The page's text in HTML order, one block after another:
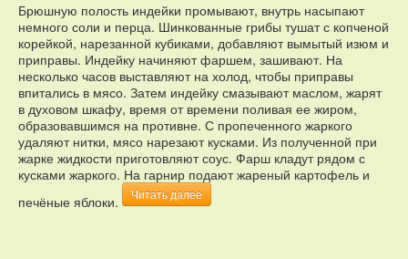
Брюшную полость индейки промывают, внутрь насыпают
немного соли и перца. Шинкованные грибы тушат с копченой
корейкой, нарезанной кубиками, добавляют вымытый изюм и
приправы. Индейку начиняют фаршем, зашивают. На
несколько часов выставляют на холод, чтобы приправы
впитались в мясо. Затем индейку смазывают маслом, жарят
в духовом шкафу, время от времени поливая ее жиром,
образовавшимся на противне. С пропеченного жаркого
удаляют нитки, мясо нарезают кусками. Из полученной при
жарке жидкости приготовляют соус. Фарш кладут рядом с
кусками жаркого. На гарнир подают жареный картофель и
печёные яблоки.
Читать далее